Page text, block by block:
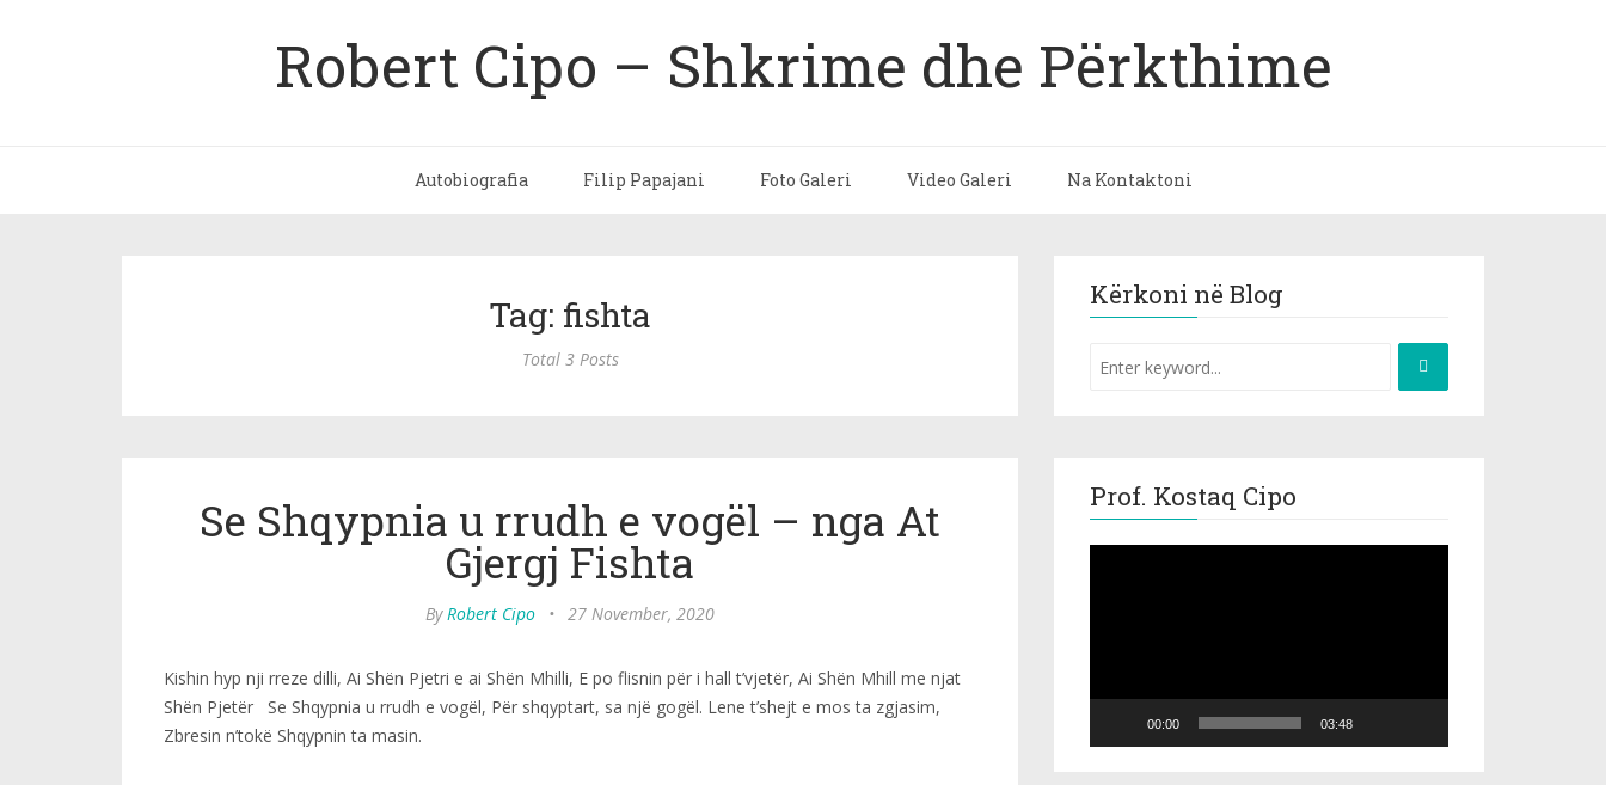
Robert Cipo – Shkrime dhe Përkthime
Autobiografia Filip Papajani Foto Galeri Video Galeri Na Kontaktoni
Tag: fishta
Total 3 Posts
Se Shqypnia u rrudh e vogël – nga At
Gjergj Fishta
ByRobert Cipo • 27 November, 2020
Kishin hyp nji rreze dilli, Ai Shën Pjetri e ai Shën Mhilli, E po flisnin për i hall t’vjetër, Ai Shën Mhill me njat
Shën Pjetër Se Shqypnia u rrudh e vogël, Për shqyptart, sa një gogël. Lene t’shejt e mos ta zgjasim,
Zbresin n’tokë Shqypnin ta masin.
Kërkoni në Blog
Prof. Kostaq Cipo
00:00 03:48